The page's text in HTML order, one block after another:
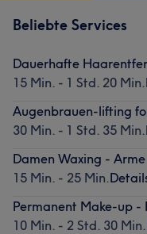
Beliebte Services
Dauerhafte
15 Min. - 1 Std. 20 Min.
Augenbrauen-lifting
30 Min. - 1 Std. 35 Min.
Damen Waxing - Arme
15 Min. - 25 Min.
Permanent Make-up -
10 Min. - 2 Std. 30 Min.